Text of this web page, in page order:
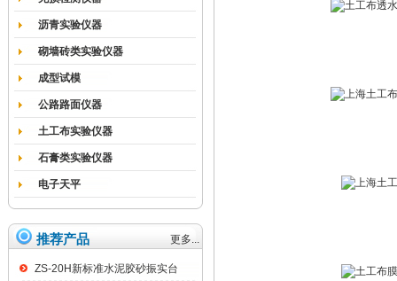
沥青实验仪器
砌墙砖类实验仪器
成型试模
公路路面仪器
土工布实验仪器
石膏类实验仪器
电子天平
推荐产品 更多...
ZS-20H新标准水泥胶砂振实台